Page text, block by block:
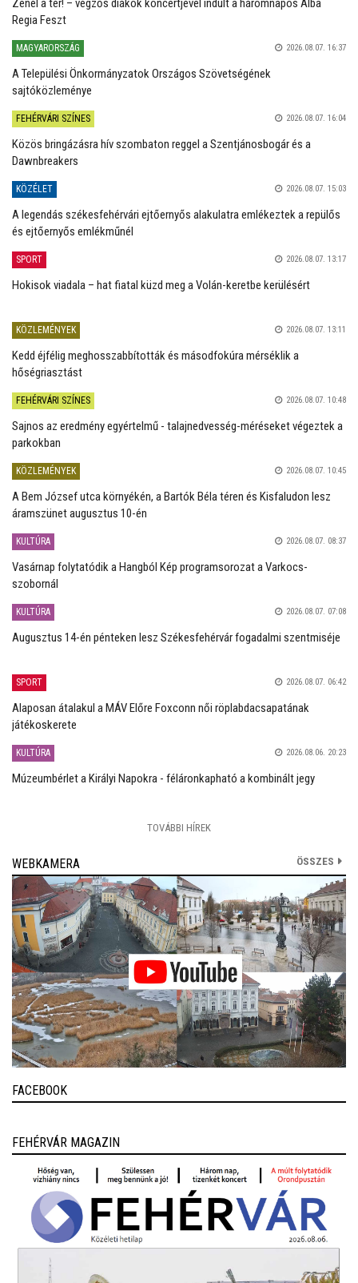
Zenél a tér! – végzős diákok koncertjével indult a háromnapos Alba
Regia Feszt
MAGYARORSZÁG 2026.08.07. 16:37
A Települési Önkormányzatok Országos Szövetségének
sajtóközleménye
FEHÉRVÁRI SZÍNES 2026.08.07. 16:04
Közös bringázásra hív szombaton reggel a Szentjánosbogár és a
Dawnbreakers
KÖZÉLET 2026.08.07. 15:03
A legendás székesfehérvári ejtőernyős alakulatra emlékeztek a repülős
és ejtőernyős emlékműnél
SPORT 2026.08.07. 13:17
Hokisok viadala – hat fiatal küzd meg a Volán-keretbe kerülésért
KÖZLEMÉNYEK 2026.08.07. 13:11
Kedd éjfélig meghosszabbították és másodfokúra mérséklik a
hőségriasztást
FEHÉRVÁRI SZÍNES 2026.08.07. 10:48
Sajnos az eredmény egyértelmű - talajnedvesség-méréseket végeztek a
parkokban
KÖZLEMÉNYEK 2026.08.07. 10:45
A Bem József utca környékén, a Bartók Béla téren és Kisfaludon lesz
áramszünet augusztus 10-én
KULTÚRA 2026.08.07. 08:37
Vasárnap folytatódik a Hangból Kép programsorozat a Varkocs-
szobornál
KULTÚRA 2026.08.07. 07:08
Augusztus 14-én pénteken lesz Székesfehérvár fogadalmi szentmiséje
SPORT 2026.08.07. 06:42
Alaposan átalakul a MÁV Előre Foxconn női röplabdacsapatának
játékoskerete
KULTÚRA 2026.08.06. 20:23
Múzeumbérlet a Királyi Napokra - féláronkapható a kombinált jegy
TOVÁBBI HÍREK
WEBKAMERA ÖSSZES
FACEBOOK
FEHÉRVÁR MAGAZIN